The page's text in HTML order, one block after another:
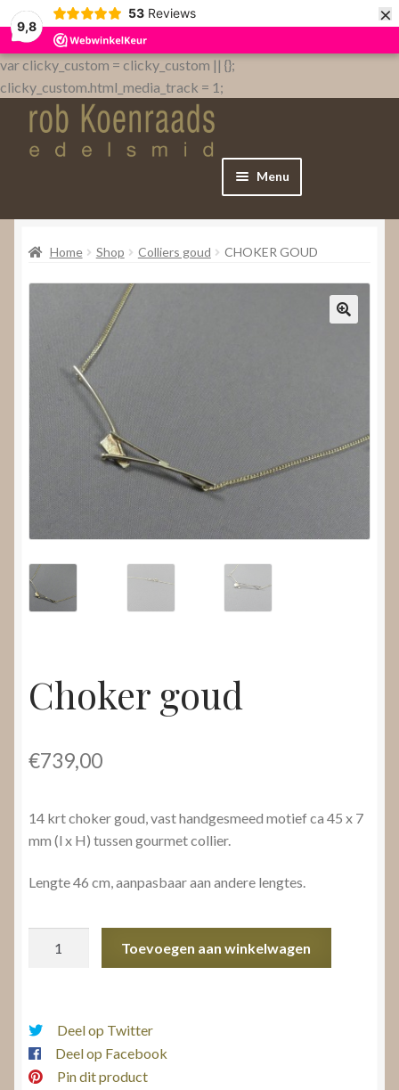
9,8
53 Reviews ×
var clicky_custom = clicky_custom || {};
clicky_custom.html_media_track = 1;
Menu
Home
Contact
Video’s
Submenu
uitvouwen
Home Shop Colliers goud CHOKER GOUD
Choker goud
€739,00
14 krt choker goud, vast handgesmeed motief ca 45 x 7
mm (l x H) tussen gourmet collier.
Lengte 46 cm, aanpasbaar aan andere lengtes.
Toevoegen aan winkelwagen
Deel op Twitter
Deel op Facebook
Pin dit product